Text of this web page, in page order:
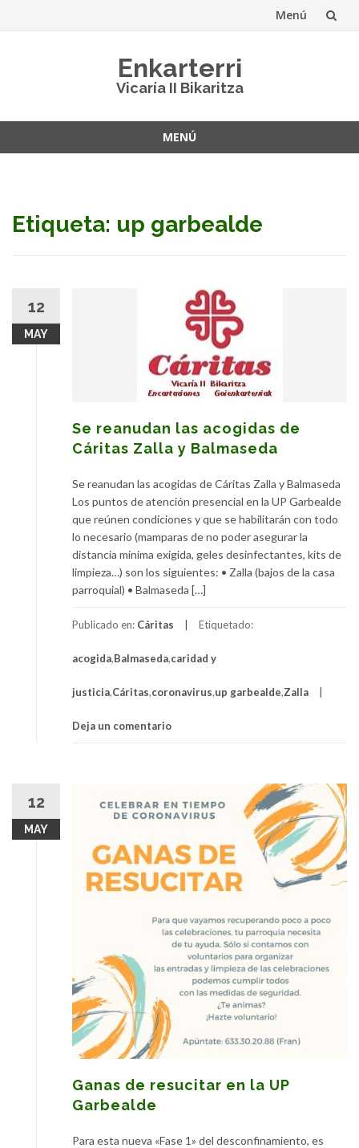
Menú
Enkarterri
Vicaría II Bikaritza
MENÚ
Etiqueta: up garbealde
12
MAY
Se reanudan las acogidas de
Cáritas Zalla y Balmaseda
Se reanudan las acogidas de Cáritas Zalla y Balmaseda
Los puntos de atención presencial en la UP Garbealde
que reúnen condiciones y que se habilitarán con todo
lo necesario (mamparas de no poder asegurar la
distancia mínima exigida, geles desinfectantes, kits de
limpieza…) son los siguientes: • Zalla (bajos de la casa
parroquial) • Balmaseda […]
Publicado en: Cáritas Etiquetado:
acogida,Balmaseda,caridad y
justicia,Cáritas,coronavirus,up garbealde,Zalla
Deja un comentario
12
MAY
Ganas de resucitar en la UP
Garbealde
Para esta nueva «Fase 1» del desconfinamiento, es